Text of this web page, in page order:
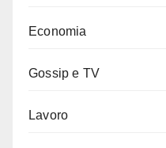
Economia
Gossip e TV
Lavoro